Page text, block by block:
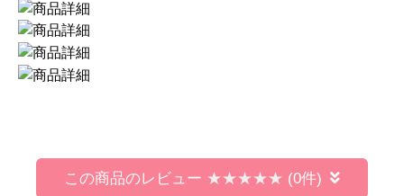
この商品のレビュー (0件)